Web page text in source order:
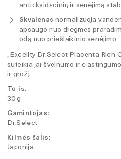
antioksidacinių ir senėjimą
Skvalenas normalizuoja
apsaugo nuo drėgmės
odą nuo priešlaikinio senėjimo.
„Excelity Dr.Select Placenta Rich
suteikia jai švelnumo ir
ir grožį.
Tūris:
30 g
Gamintojas:
Dr.Select
Kilmės šalis:
Japonija